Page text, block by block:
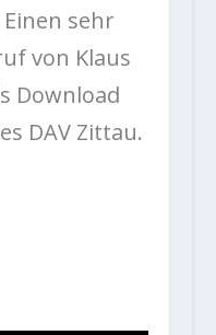
sehr
von Klaus
Download
DAV Zittau.